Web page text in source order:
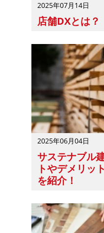
2025年07月14日
店舗DXとは？
2025年06月04日
サステナブル
トやデメリッ
を紹介！